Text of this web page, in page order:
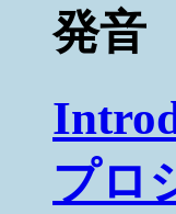
発音
プロ